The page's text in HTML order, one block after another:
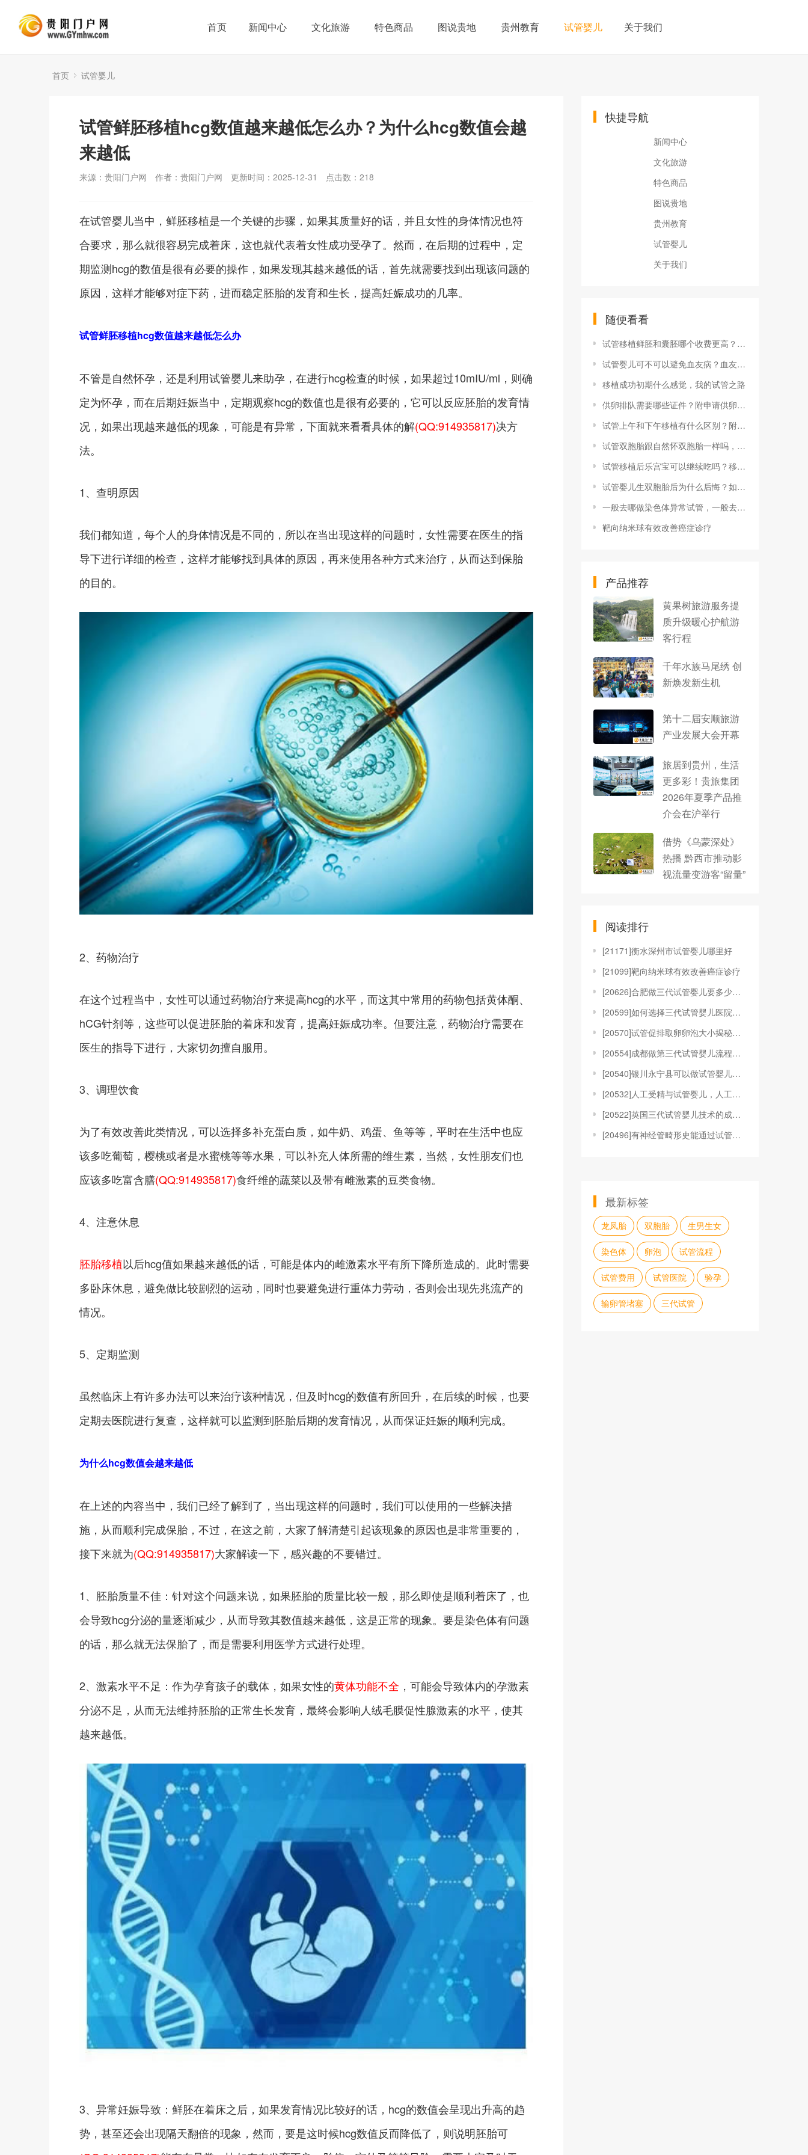
首页 新闻中心 文化旅游 特色商品 图说贵地 贵州教育 试管婴儿 关于我们
首页 试管婴儿
试管鲜胚移植hcg数值越来越低怎么办？为什么hcg数值会越
来越低
来源：贵阳门户网 作者：贵阳门户网 更新时间：2025-12-31 点击数： 218
在试管婴儿当中，鲜胚移植是一个关键的步骤，如果其质量好的话，并且女性的身体情况也符
合要求，那么就很容易完成着床，这也就代表着女性成功受孕了。然而，在后期的过程中，定
期监测hcg的数值是很有必要的操作，如果发现其越来越低的话，首先就需要找到出现该问题的
原因，这样才能够对症下药，进而稳定胚胎的发育和生长，提高妊娠成功的几率。
试管鲜胚移植hcg数值越来越低怎么办
不管是自然怀孕，还是利用试管婴儿来助孕，在进行hcg检查的时候，如果超过10mIU/ml，则确
定为怀孕，而在后期妊娠当中，定期观察hcg的数值也是很有必要的，它可以反应胚胎的发育情
况，如果出现越来越低的现象，可能是有异常，下面就来看看具体的解(QQ:914935817)决方
法。
1、查明原因
我们都知道，每个人的身体情况是不同的，所以在当出现这样的问题时，女性需要在医生的指
导下进行详细的检查，这样才能够找到具体的原因，再来使用各种方式来治疗，从而达到保胎
的目的。
2、药物治疗
在这个过程当中，女性可以通过药物治疗来提高hcg的水平，而这其中常用的药物包括黄体酮、
hCG针剂等，这些可以促进胚胎的着床和发育，提高妊娠成功率。但要注意，药物治疗需要在
医生的指导下进行，大家切勿擅自服用。
3、调理饮食
为了有效改善此类情况，可以选择多补充蛋白质，如牛奶、鸡蛋、鱼等等，平时在生活中也应
该多吃葡萄，樱桃或者是水蜜桃等等水果，可以补充人体所需的维生素，当然，女性朋友们也
应该多吃富含膳(QQ:914935817)食纤维的蔬菜以及带有雌激素的豆类食物。
4、注意休息
胚胎移植以后hcg值如果越来越低的话，可能是体内的雌激素水平有所下降所造成的。此时需要
多卧床休息，避免做比较剧烈的运动，同时也要避免进行重体力劳动，否则会出现先兆流产的
情况。
5、定期监测
虽然临床上有许多办法可以来治疗该种情况，但及时hcg的数值有所回升，在后续的时候，也要
定期去医院进行复查，这样就可以监测到胚胎后期的发育情况，从而保证妊娠的顺利完成。
为什么hcg数值会越来越低
在上述的内容当中，我们已经了解到了，当出现这样的问题时，我们可以使用的一些解决措
施，从而顺利完成保胎，不过，在这之前，大家了解清楚引起该现象的原因也是非常重要的，
接下来就为(QQ:914935817)大家解读一下，感兴趣的不要错过。
1、胚胎质量不佳：针对这个问题来说，如果胚胎的质量比较一般，那么即使是顺利着床了，也
会导致hcg分泌的量逐渐减少，从而导致其数值越来越低，这是正常的现象。要是染色体有问题
的话，那么就无法保胎了，而是需要利用医学方式进行处理。
2、激素水平不足：作为孕育孩子的载体，如果女性的黄体功能不全 ，可能会导致体内的孕激素
分泌不足，从而无法维持胚胎的正常生长发育，最终会影响人绒毛膜促性腺激素的水平，使其
越来越低。
3、异常妊娠导致：鲜胚在着床之后，如果发育情况比较好的话，hcg的数值会呈现出升高的趋
势，甚至还会出现隔天翻倍的现象，然而，要是这时候hcg数值反而降低了，则说明胚胎可
快捷导航
新闻中心
文化旅游
特色商品
图说贵地
贵州教育
试管婴儿
关于我们
随便看看
试管移植鲜胚和囊胚哪个收费更高？根据具体情况有所不同
试管婴儿可不可以避免血友病？血友病可以三代试管选性别吗
移植成功初期什么感觉，我的试管之路
供卵排队需要哪些证件？附申请供卵试管所需的条件讲解
试管上午和下午移植有什么区别？附选择胚胎移植窗口期的标准
试管双胞胎跟自然怀双胞胎一样吗，但你可以提升双胎几率！
试管移植后乐宫宝可以继续吃吗？移植后还要吃多久乐宫宝
试管婴儿生双胞胎后为什么后悔？如何避免后悔做试管生双胞胎
一般去哪做染色体异常试管，一般去哪做染色体异常试管好
靶向纳米球有效改善癌症诊疗
产品推荐
黄果树旅游服务提
质升级暖心护航游
客行程
千年水族马尾绣 创
新焕发新生机
第十二届安顺旅游
产业发展大会开幕
旅居到贵州，生活
更多彩！贵旅集团
2026年夏季产品推
介会在沪举行
借势《乌蒙深处》
热播 黔西市推动影
视流量变游客“留量”
阅读排行
[21171]衡水深州市试管婴儿哪里好
[21099]靶向纳米球有效改善癌症诊疗
[20626]合肥做三代试管婴儿要多少钱，附收费明细参
[20599]如何选择三代试管婴儿医院？选择哪家医院的
[20570]试管促排取卵卵泡大小揭秘！附女性试管取卵
[20554]成都做第三代试管婴儿流程和费用
[20540]银川永宁县可以做试管婴儿吗？
[20532]人工受精与试管婴儿，人工受精与试管婴儿哪
[20522]英国三代试管婴儿技术的成功率高吗？
[20496]有神经管畸形史能通过试管婴儿怀孕并且顺利
最新标签
龙凤胎 双胞胎 生男生女
染色体 卵泡 试管流程
试管费用 试管医院 验孕
输卵管堵塞 三代试管